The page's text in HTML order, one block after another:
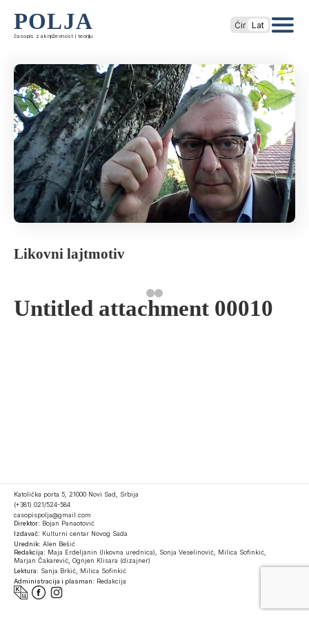
POLJA
časopis za književnost i teoriju
Ćir Lat
Likovni lajtmotiv
Untitled attachment 00010
Katolička porta 5, 21000 Novi Sad, Srbija
(+381) 021/524-584
casopispolja@gmail.com
Direktor: Bojan Panaotović
Izdavač: Kulturni centar Novog Sada
Urednik: Alen Bešić
Redakcija: Maja Erdeljanin (likovna urednica), Sonja Veselinović, Milica Sofinkić,
Marjan Čakarević, Ognjen Klisara (dizajner)
Lektura: Sanja Brkić, Milica Sofinkić
Administracija i plasman: Redakcija